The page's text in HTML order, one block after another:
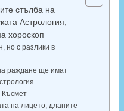
стълба на
Астрология,
хороскоп
но с разлики в
раждане ще имат
Късмет
на лицето, дланите